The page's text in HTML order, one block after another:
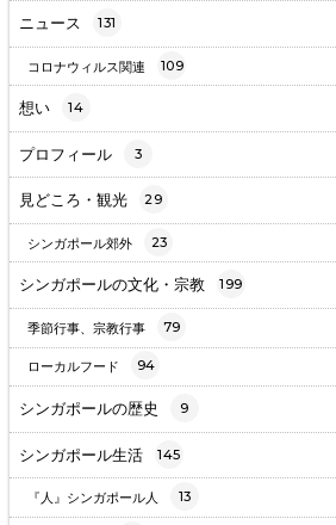
ニュース 131
コロナウィルス関連 109
想い 14
プロフィール 3
見どころ・観光 29
シンガポール郊外 23
シンガポールの文化・宗教 199
季節行事、宗教行事 79
ローカルフード 94
シンガポールの歴史 9
シンガポール生活 145
『人』シンガポール人 13